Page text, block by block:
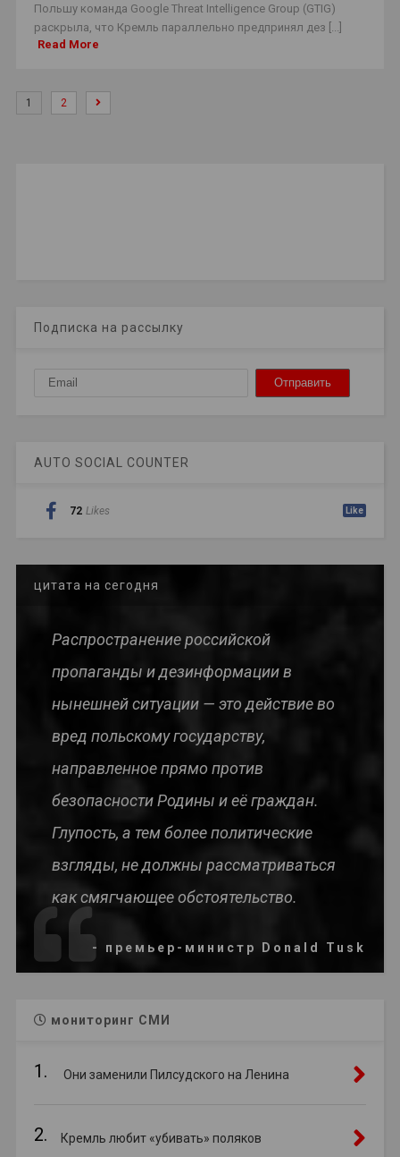
Польшу команда Google Threat Intelligence Group (GTIG)
раскрыла, что Кремль параллельно предпринял дез [...]
Read More
1 2
Подписка на рассылку
AUTO SOCIAL COUNTER
72 Likes Like
цитата на сегодня
Распространение российской
пропаганды и дезинформации в
нынешней ситуации — это действие во
вред польскому государству,
направленное прямо против
безопасности Родины и её граждан.
Глупость, а тем более политические
взгляды, не должны рассматриваться
как смягчающее обстоятельство.
- премьер-министр Donald Tusk
мониторинг СМИ
1. Они заменили Пилсудского на Ленина
2. Кремль любит «убивать» поляков